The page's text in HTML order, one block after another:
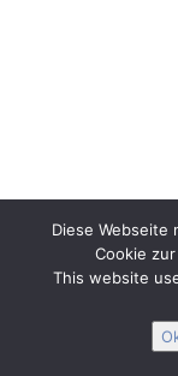
Diese
Cookie
This website